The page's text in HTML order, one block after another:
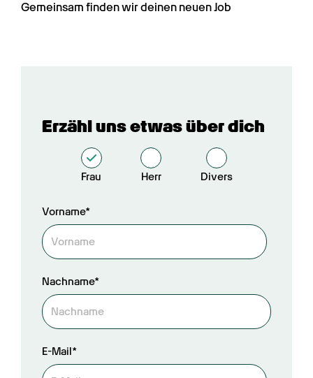
Gemeinsam finden wir deinen neuen Job
Erzähl uns etwas über dich
Frau Herr Divers
Vorname*
Nachname*
E-Mail*